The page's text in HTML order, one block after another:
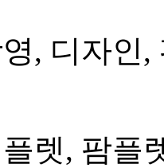
, 디자인,
렛, 팜플